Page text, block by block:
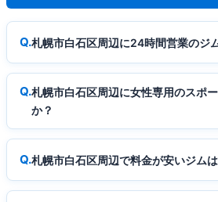
札幌市白石区周辺に24時間営業のジ
札幌市白石区周辺に女性専用のスポ
か？
札幌市白石区周辺で料金が安いジム